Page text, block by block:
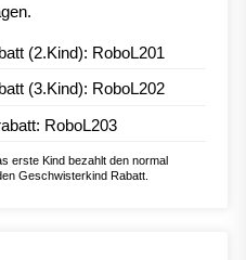
(2.Kind): RoboL201
(3.Kind): RoboL202
RoboL203
erste Kind bezahlt den normal
Geschwisterkind Rabatt.